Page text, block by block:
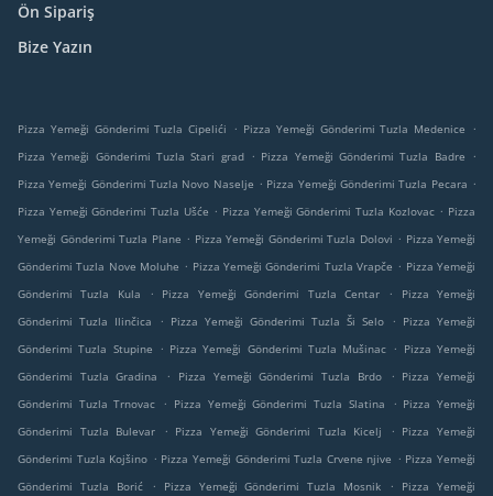
Ön Sipariş
Bize Yazın
Pizza Yemeği Gönderimi Tuzla Cipelići . Pizza Yemeği Gönderimi Tuzla Medenice
.
Pizza Yemeği Gönderimi Tuzla Stari grad . Pizza Yemeği Gönderimi Tuzla Badre
.
Pizza Yemeği Gönderimi Tuzla Novo Naselje . Pizza Yemeği Gönderimi Tuzla Pecara .
Pizza Yemeği Gönderimi Tuzla Ušće . Pizza Yemeği Gönderimi Tuzla Kozlovac . Pizza
Yemeği Gönderimi Tuzla Plane . Pizza Yemeği Gönderimi Tuzla Dolovi . Pizza Yemeği
Gönderimi Tuzla Nove Moluhe . Pizza Yemeği Gönderimi Tuzla Vrapče . Pizza Yemeği
Gönderimi Tuzla Kula
. Pizza Yemeği Gönderimi Tuzla Centar .
Pizza Yemeği
Gönderimi Tuzla Ilinčica
. Pizza Yemeği Gönderimi Tuzla Ši Selo . Pizza Yemeği
Gönderimi Tuzla Stupine
. Pizza Yemeği Gönderimi Tuzla Mušinac . Pizza Yemeği
Gönderimi Tuzla Gradina
. Pizza Yemeği Gönderimi Tuzla Brdo . Pizza Yemeği
Gönderimi Tuzla Trnovac
. Pizza Yemeği Gönderimi Tuzla Slatina . Pizza Yemeği
Gönderimi Tuzla Bulevar
. Pizza Yemeği Gönderimi Tuzla Kicelj . Pizza Yemeği
Gönderimi Tuzla Kojšino . Pizza Yemeği Gönderimi Tuzla Crvene njive . Pizza Yemeği
Gönderimi Tuzla Borić
. Pizza Yemeği Gönderimi Tuzla Mosnik .
Pizza Yemeği